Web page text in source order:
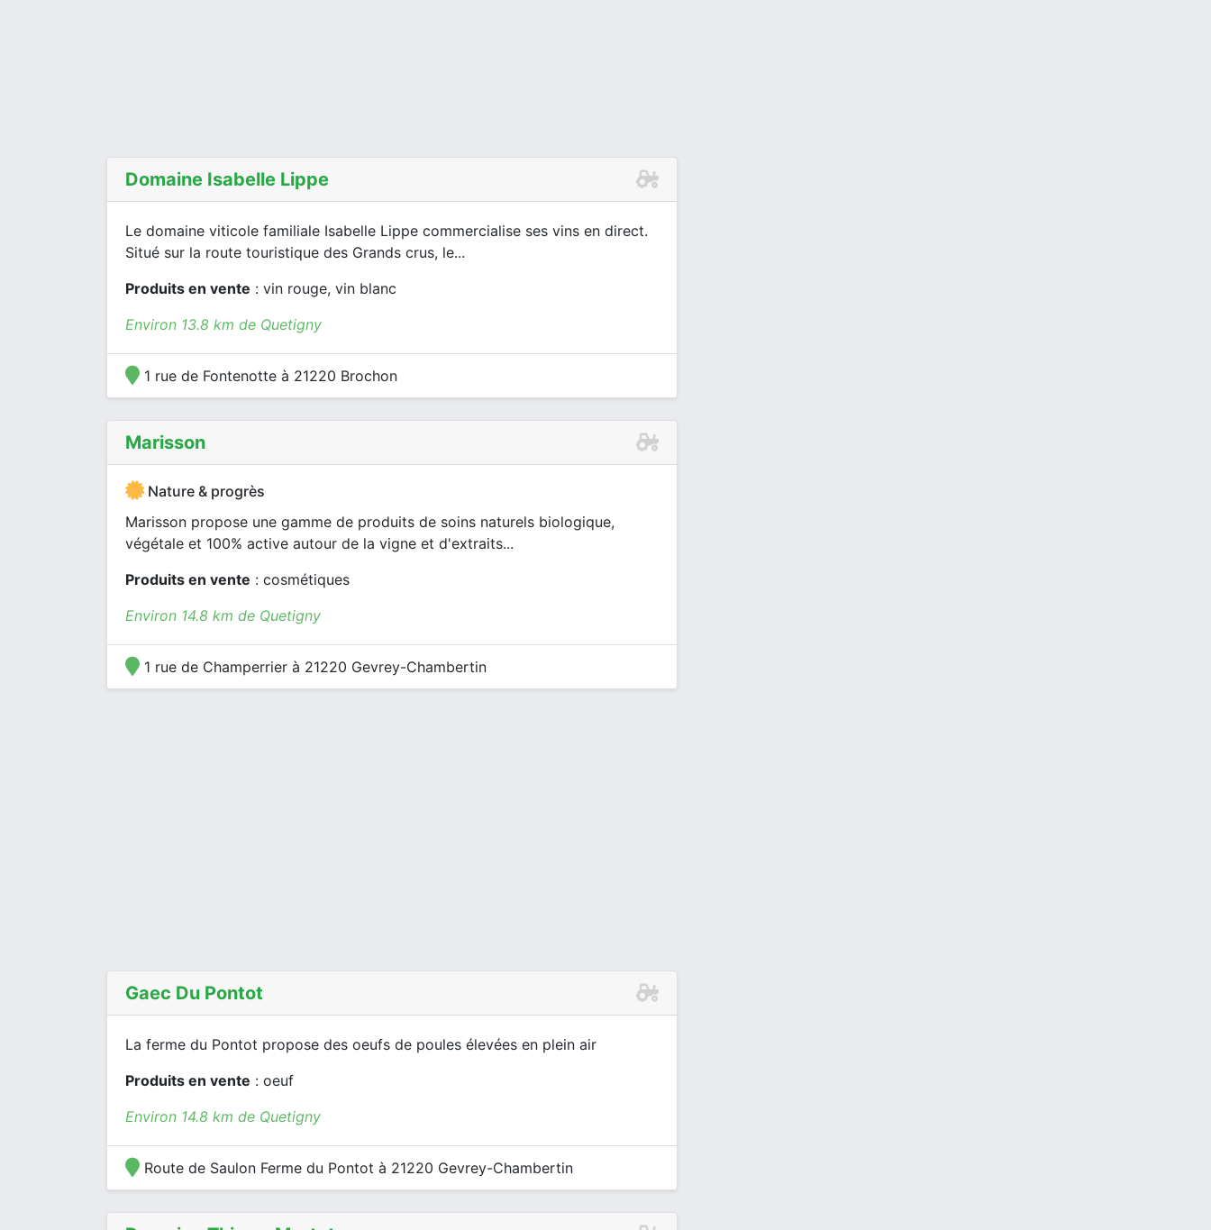
Domaine Isabelle Lippe
Le domaine viticole familiale Isabelle Lippe commercialise ses vins en direct.
Situé sur la route touristique des Grands crus, le...
Produits en vente : vin rouge, vin blanc
Environ 13.8 km de Quetigny
1 rue de Fontenotte à 21220 Brochon
Marisson
Nature & progrès
Marisson propose une gamme de produits de soins naturels biologique,
végétale et 100% active autour de la vigne et d'extraits...
Produits en vente : cosmétiques
Environ 14.8 km de Quetigny
1 rue de Champerrier à 21220 Gevrey-Chambertin
Gaec Du Pontot
La ferme du Pontot propose des oeufs de poules élevées en plein air
Produits en vente : oeuf
Environ 14.8 km de Quetigny
Route de Saulon Ferme du Pontot à 21220 Gevrey-Chambertin